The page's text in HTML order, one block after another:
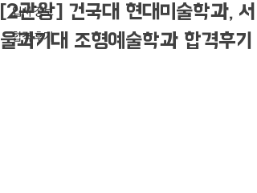
입시 정보
합격 후기
[2관왕] 건국대 현대미술학과, 서
울과기대 조형예술학과 합격후기